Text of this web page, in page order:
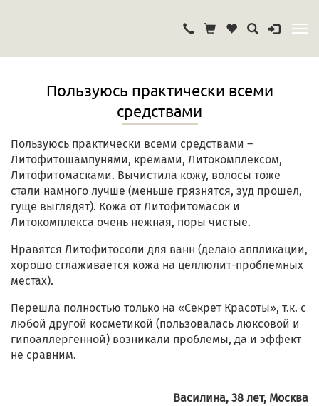
Пользуюсь практически всеми
средствами
Пользуюсь практически всеми средствами –
Литофитошампунями, кремами, Литокомплексом,
Литофитомасками. Вычистила кожу, волосы тоже
стали намного лучше (меньше грязнятся, зуд прошел,
гуще выглядят). Кожа от Литофитомасок и
Литокомплекса очень нежная, поры чистые.
Нравятся Литофитосоли для ванн (делаю аппликации,
хорошо сглаживается кожа на целлюлит-проблемных
местах).
Перешла полностью только на «Секрет Красоты», т.к. с
любой другой косметикой (пользовалась люксовой и
гипоаллергенной) возникали проблемы, да и эффект
не сравним.
Василина, 38 лет, Москва